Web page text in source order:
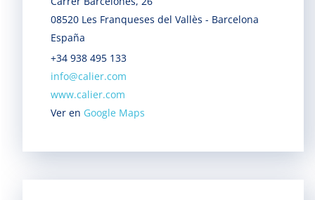
08520 Les Franqueses del Vallès - Barcelona
España
+34 938 495 133
info@calier.com
www.calier.com
Ver en Google Maps